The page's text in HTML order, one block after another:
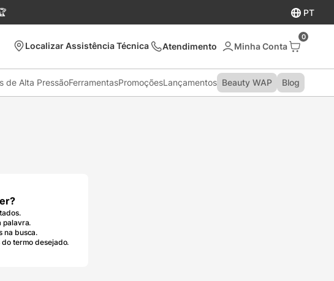
PT
Localizar Assistência Técnica Atendimento
0
de Alta PressãoFerramentasPromoçõesLançamentos Beauty WAP Blog
palavra.
na busca.
termo desejado.